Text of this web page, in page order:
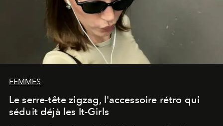
FEMMES
Le serre-tête zigzag, l'accessoire rétro qui
séduit déjà les It-Girls